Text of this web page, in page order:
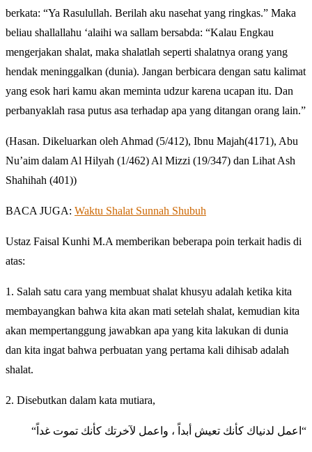
berkata: “Ya Rasulullah. Berilah aku nasehat yang ringkas.” Maka
beliau shallallahu ‘alaihi wa sallam bersabda: “Kalau Engkau
mengerjakan shalat, maka shalatlah seperti shalatnya orang yang
hendak meninggalkan (dunia). Jangan berbicara dengan satu kalimat
yang esok hari kamu akan meminta udzur karena ucapan itu. Dan
perbanyaklah rasa putus asa terhadap apa yang ditangan orang lain.”
(Hasan. Dikeluarkan oleh Ahmad (5/412), Ibnu Majah(4171), Abu
Nu’aim dalam Al Hilyah (1/462) Al Mizzi (19/347) dan Lihat Ash
Shahihah (401))
BACA JUGA: Waktu Shalat Sunnah Shubuh
Ustaz Faisal Kunhi M.A memberikan beberapa poin terkait hadis di
atas:
1. Salah satu cara yang membuat shalat khusyu adalah ketika kita
membayangkan bahwa kita akan mati setelah shalat, kemudian kita
akan mempertanggung jawabkan apa yang kita lakukan di dunia
dan kita ingat bahwa perbuatan yang pertama kali dihisab adalah
shalat.
2. Disebutkan dalam kata mutiara,
“اعمل لدنياك كأنك تعيش أبداً ، واعمل لآخرتك كأنك تموت غداً“